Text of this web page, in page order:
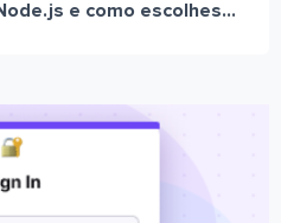
e como escolhes...